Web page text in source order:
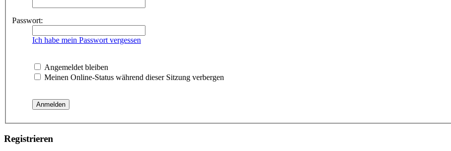
Passwort:
Ich habe mein Passwort vergessen
Angemeldet bleiben
Meinen Online-Status während dieser Sitzung verbergen
Registrieren